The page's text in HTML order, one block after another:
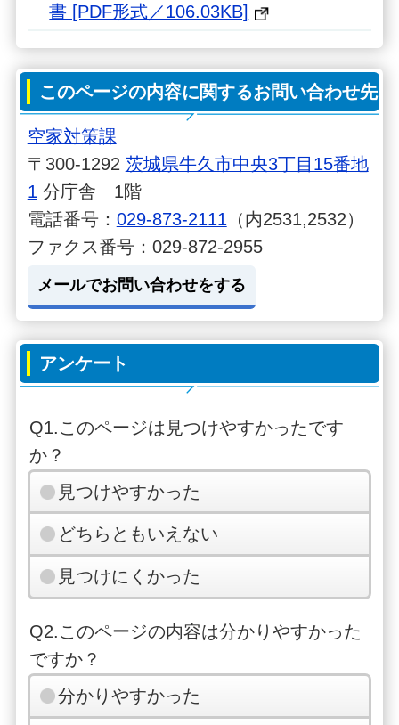
書 [PDF形式／106.03KB]
このページの内容に関するお問い合わせ先
空家対策課
〒300-1292 茨城県牛久市中央3丁目15番地
1 分庁舎 1階
電話番号： 029-873-2111 （内2531,2532）
ファクス番号：029-872-2955
メールでお問い合わせをする
アンケート
Q1.このページは見つけやすかったです
か？
見つけやすかった
どちらともいえない
見つけにくかった
Q2.このページの内容は分かりやすかった
ですか？
分かりやすかった